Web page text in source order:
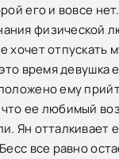
его и вовсе
физической
хочет
время
ему
ее любимый
Ян отталкивает
все равно